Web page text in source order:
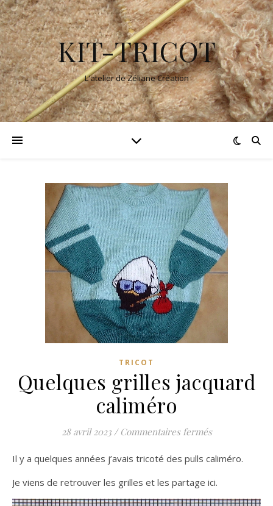
KIT-TRICOT
L'atelier de Zéliane Création
TRICOT
Quelques grilles jacquard
caliméro
28 avril 2023 / Commentaires ferméssur Quelques
Il y a quelques années j’avais tricoté des pulls caliméro.
Je viens de retrouver les grilles et les partage ici.